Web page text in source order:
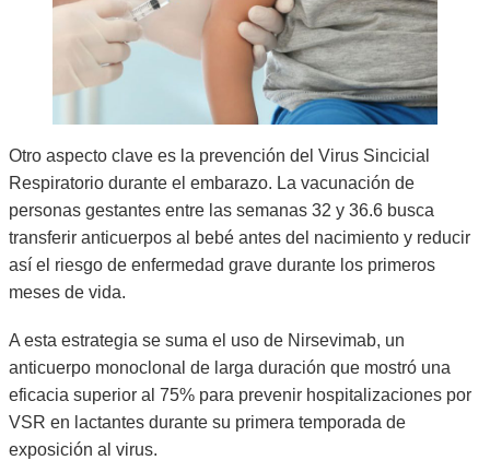
Otro aspecto clave es la prevención del Virus Sincicial
Respiratorio durante el embarazo. La vacunación de
personas gestantes entre las semanas 32 y 36.6 busca
transferir anticuerpos al bebé antes del nacimiento y reducir
así el riesgo de enfermedad grave durante los primeros
meses de vida.
A esta estrategia se suma el uso de Nirsevimab, un
anticuerpo monoclonal de larga duración que mostró una
eficacia superior al 75% para prevenir hospitalizaciones por
VSR en lactantes durante su primera temporada de
exposición al virus.